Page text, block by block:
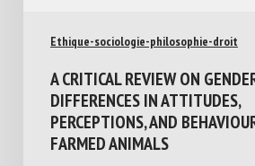
Ethique-sociologie-philosophie-droit
A CRITICAL REVIEW ON
DIFFERENCES IN ATTITUDES,
PERCEPTIONS, AND
FARMED ANIMALS